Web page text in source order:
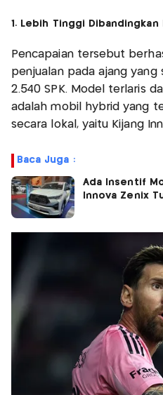
1. Lebih Tinggi Dibandingkan
Pencapaian tersebut
penjualan pada ajang yang
2.540 SPK. Model terlaris
adalah mobil hybrid yang
secara lokal, yaitu Kijang
Baca Juga :
Ada Insentif
Innova Zenix